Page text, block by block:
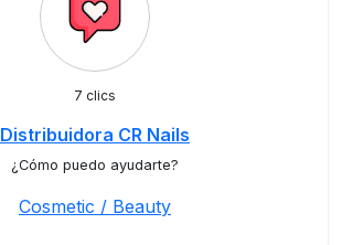
7 clics
Distribuidora CR Nails
¿Cómo puedo ayudarte?
Cosmetic / Beauty